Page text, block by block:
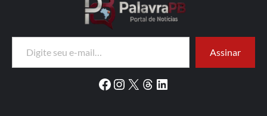
Digite seu e-mail…
Assinar
Facebook
Instagram
X Threads
LinkedIn